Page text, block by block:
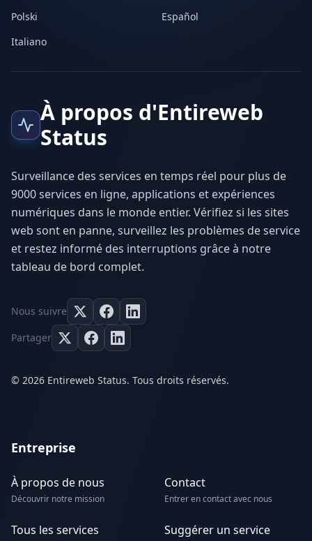
Polski
Español
Italiano
À propos d'Entireweb
Status
Surveillance des services en temps réel pour plus de
9000 services en ligne, applications et expériences
numériques dans le monde entier. Vérifiez si les sites
web sont en panne, surveillez les problèmes de service
et restez informé des interruptions grâce à notre
tableau de bord complet.
Nous suivre
Partager
© 2026 Entireweb Status. Tous droits réservés.
Entreprise
À propos de nous
Découvrir notre mission
Contact
Entrer en contact avec nous
Tous les services Suggérer un service